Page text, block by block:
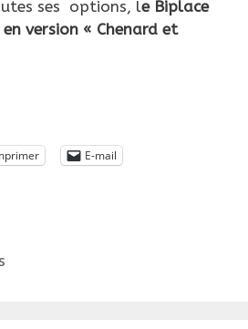
ses options, le Biplace
en version « Chenard et
E-mail